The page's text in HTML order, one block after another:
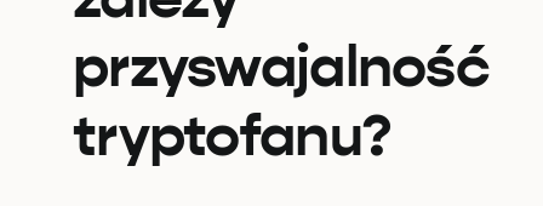
przyswajalność
tryptofanu?